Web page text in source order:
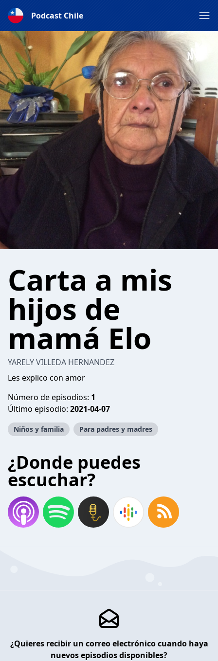
Podcast Chile
Carta a mis
hijos de
mamá Elo
YARELY VILLEDA HERNANDEZ
Les explico con amor
Número de episodios: 1
Último episodio: 2021-04-07
Niños y familia Para padres y madres
¿Donde puedes
escuchar?
¿Quieres recibir un correo electrónico cuando haya
nuevos episodios disponibles?